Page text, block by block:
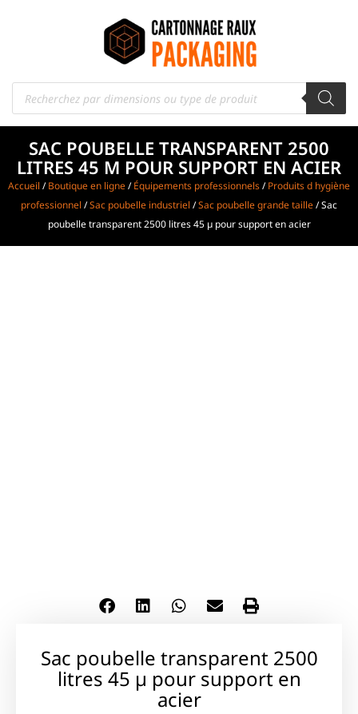
SAC POUBELLE TRANSPARENT 2500
LITRES 45 Μ POUR SUPPORT EN ACIER
Accueil /Boutique en ligne/Équipements professionnels/Produits d hygiène
professionnel /Sac poubelle industriel /Sac poubelle grande taille/ Sac
poubelle transparent 2500 litres 45 µ pour support en acier
Sac poubelle transparent 2500
litres 45 µ pour support en
acier